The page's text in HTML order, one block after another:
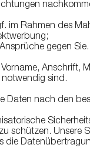
im Rahmen des
gegen Sie.
Anschrift,
notwendig sind.
Daten nach den
schützen.
die